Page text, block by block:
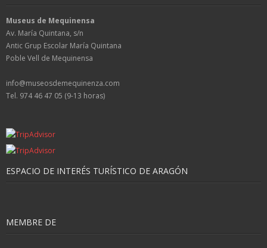
Museus de Mequinensa
Av. María Quintana, s/n
Antic Grup Escolar María Quintana
Poble Vell de Mequinensa
info@museosdemequinenza.com
Tel. 974 46 47 05 (9-13 horas)
ESPACIO DE INTERÉS TURÍSTICO DE ARAGÓN
MEMBRE DE